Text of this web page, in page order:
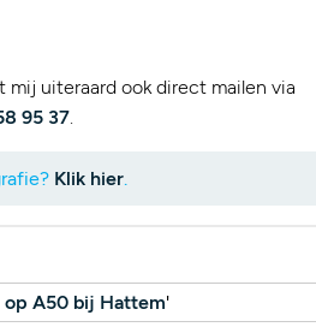
mij uiteraard ook direct mailen via
95 37.
Klik hier.
A50 bij Hattem'